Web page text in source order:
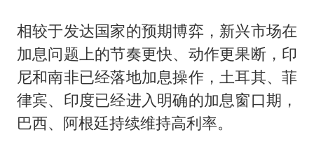
相较于发达国家的预期博弈，新兴市场在
加息问题上的节奏更快、动作更果断，印
尼和南非已经落地加息操作，土耳其、菲
律宾、印度已经进入明确的加息窗口期，
巴西、阿根廷持续维持高利率。